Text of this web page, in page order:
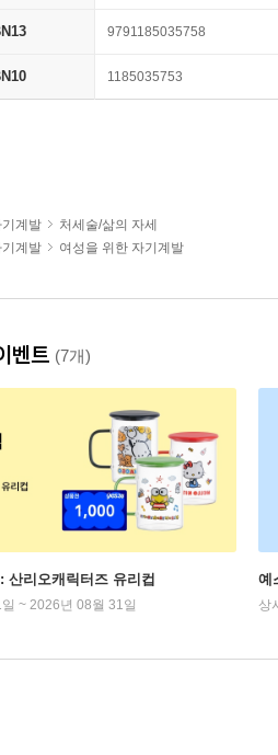
9791185035758
1185035753
기계발
처세술/삶의 자세
기계발 여성을 위한 자기계발
벤트 (7개)
산리오캐릭터즈 유리컵
~ 2026년 08월 31일
예
상